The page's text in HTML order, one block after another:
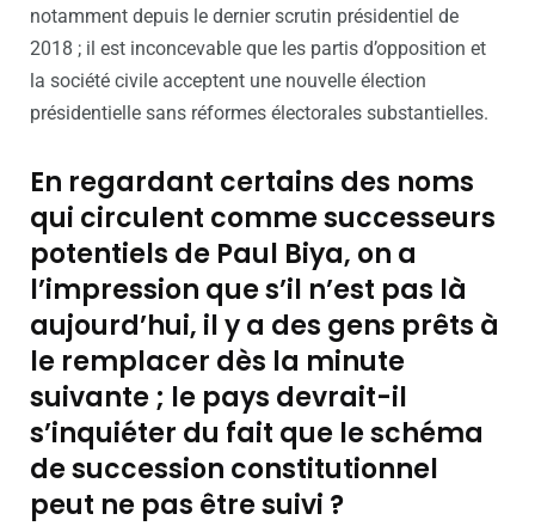
notamment depuis le dernier scrutin présidentiel de
2018 ; il est inconcevable que les partis d’opposition et
la société civile acceptent une nouvelle élection
présidentielle sans réformes électorales substantielles.
En regardant certains des noms
qui circulent comme successeurs
potentiels de Paul Biya, on a
l’impression que s’il n’est pas là
aujourd’hui, il y a des gens prêts à
le remplacer dès la minute
suivante ; le pays devrait-il
s’inquiéter du fait que le schéma
de succession constitutionnel
peut ne pas être suivi ?